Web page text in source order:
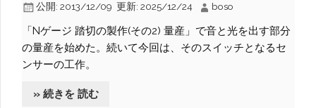
公開: 2013/12/09 更新: 2025/12/24 boso
「Nゲージ 踏切の製作(その2) 量産」で音と光を出す部分
の量産を始めた。続いて今回は、そのスイッチとなるセ
ンサーの工作。
» 続きを 読む